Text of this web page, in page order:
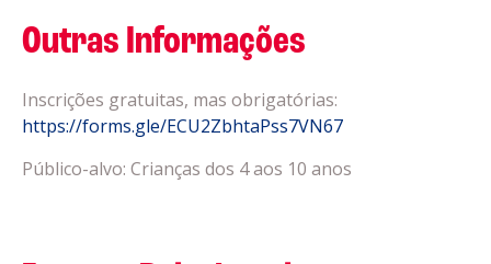
Outras Informações
Inscrições gratuitas, mas obrigatórias:
https://forms.gle/ECU2ZbhtaPss7VN67
Público-alvo: Crianças dos 4 aos 10 anos